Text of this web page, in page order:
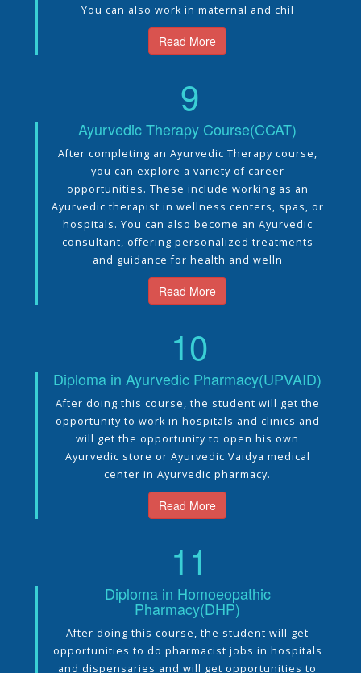
You can also work in maternal and chil
Read More
9
Ayurvedic Therapy Course(CCAT)
After completing an Ayurvedic Therapy course,
you can explore a variety of career
opportunities. These include working as an
Ayurvedic therapist in wellness centers, spas, or
hospitals. You can also become an Ayurvedic
consultant, offering personalized treatments
and guidance for health and welln
Read More
10
Diploma in Ayurvedic Pharmacy(UPVAID)
After doing this course, the student will get the
opportunity to work in hospitals and clinics and
will get the opportunity to open his own
Ayurvedic store or Ayurvedic Vaidya medical
center in Ayurvedic pharmacy.
Read More
11
Diploma in Homoeopathic
Pharmacy(DHP)
After doing this course, the student will get
opportunities to do pharmacist jobs in hospitals
and dispensaries and will get opportunities to